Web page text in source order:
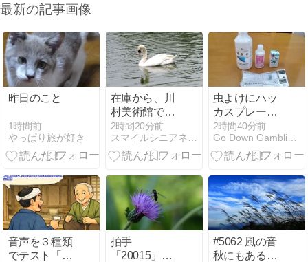
最新の記事画像
昨日のこと
1時間前
やっぱり旅が好き
在庫から、川
村美術館で撮
影した、コブ
ハクチョウを
アップしまし
2時間20分前
スマイルシニアネット倶楽部
虫よけにハッ
カスプレー手
作り
2時間40分前
Go Down Gamblin' ver.6
音声を３種類
でテスト「寿
拍手
「20015」に
#5062 風の音
秋にもあるか